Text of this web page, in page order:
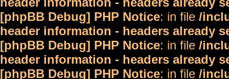
[phpBB Debug] PHP Notice: in file /
header information - headers already
[phpBB Debug] PHP Notice: in file /
header information - headers already
[phpBB Debug] PHP Notice: in file /